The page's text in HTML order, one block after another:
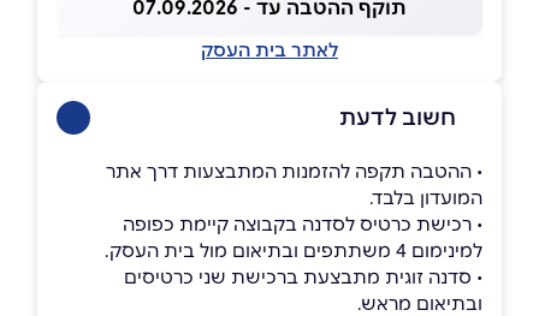
תוקף ההטבה עד - 07.09.2026
לאתר בית העסק
חשוב לדעת
• ההטבה תקפה להזמנות המתבצעות דרך אתר
המועדון בלבד.
• רכישת כרטיס לסדנה בקבוצה קיימת כפופה
למינימום 4 משתתפים ובתיאום מול בית העסק.
• סדנה זוגית מתבצעת ברכישת שני כרטיסים
ובתיאום מראש.